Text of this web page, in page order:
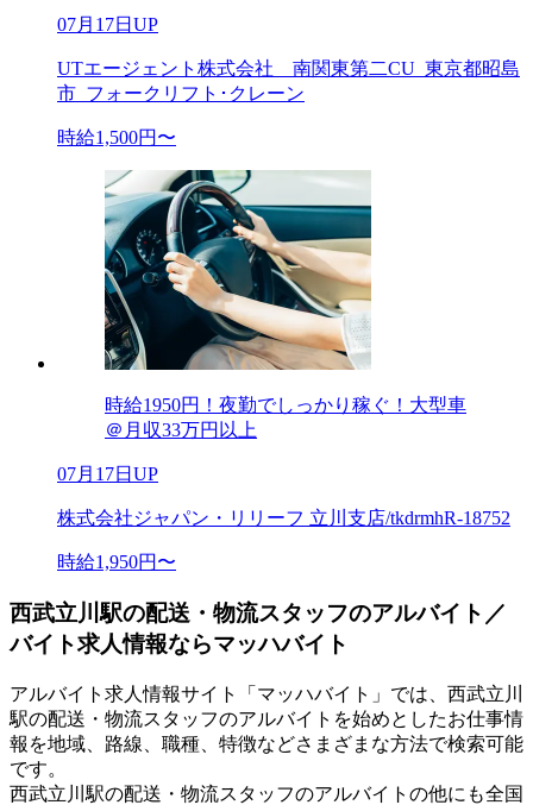
07月17日UP
UTエージェント株式会社 南関東第二CU_東京都昭島
市_フォークリフト･クレーン
時給1,500円〜
時給1950円！夜勤でしっかり稼ぐ！大型車
＠月収33万円以上
07月17日UP
株式会社ジャパン・リリーフ 立川支店/tkdrmhR-18752
時給1,950円〜
西武立川駅の配送・物流スタッフのアルバイト／
バイト求人情報ならマッハバイト
アルバイト求人情報サイト「マッハバイト」では、西武立川
駅の配送・物流スタッフのアルバイトを始めとしたお仕事情
報を地域、路線、職種、特徴などさまざまな方法で検索可能
です。
西武立川駅の配送・物流スタッフのアルバイトの他にも全国